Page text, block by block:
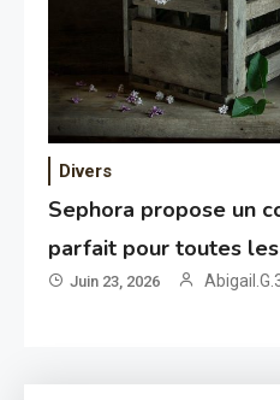
Divers
Sephora propose un
parfait pour toutes
Juin 23, 2026